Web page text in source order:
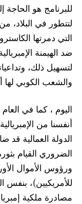
للبرنامج هو الحاجة
لتتطور في البلاد،
التي دمرتها
ضد الهيمنة
لتسهيل ذلك،
والشعب الكوبي لها
أنفسنا من
الدولة العمالية قد
الضروري القيام
ورؤوس الأموال
للأمريكيين)، بنفس
مصادرة ملكية